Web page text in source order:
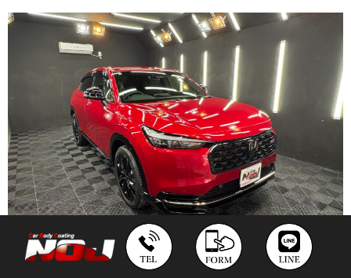
当店３台目のヴェゼルご入庫です こんにちは！ガラス